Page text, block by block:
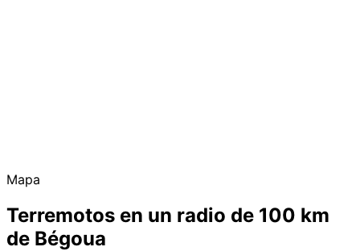
Mapa
Terremotos en un radio de 100 km
de Bégoua